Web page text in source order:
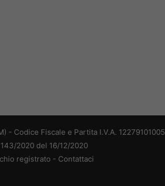
- Codice Fiscale e Partita I.V.A. 12279101005
2020 del 16/12/2020
registrato - Contattaci